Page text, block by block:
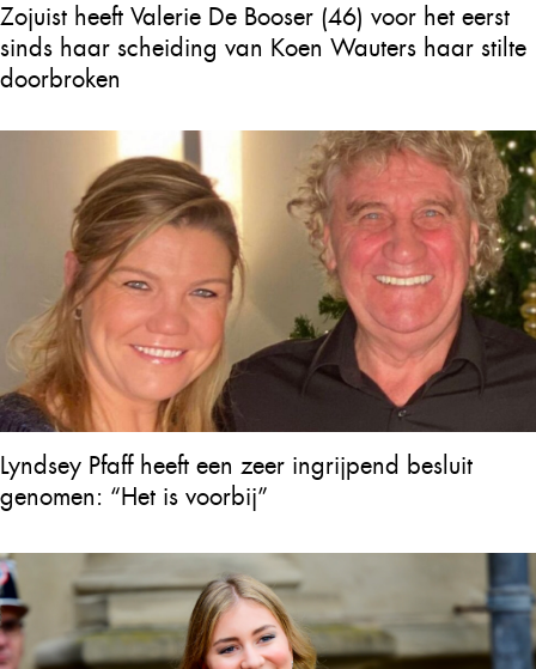
Zojuist heeft Valerie De Booser (46) voor het eerst
sinds haar scheiding van Koen Wauters haar stilte
doorbroken
Lyndsey Pfaff heeft een zeer ingrijpend besluit
genomen: “Het is voorbij”